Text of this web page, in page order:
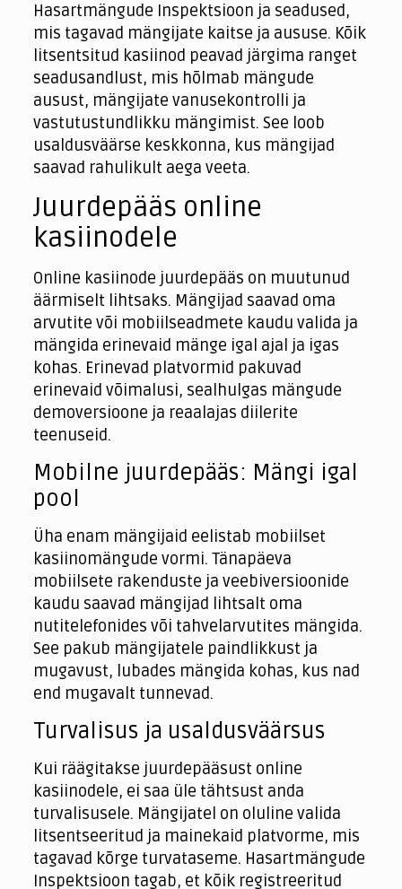
Hasartmängude Inspektsioon ja seadused,
mis tagavad mängijate kaitse ja aususe. Kõik
litsentsitud kasiinod peavad järgima ranget
seadusandlust, mis hõlmab mängude
ausust, mängijate vanusekontrolli ja
vastutustundlikku mängimist. See loob
usaldusväärse keskkonna, kus mängijad
saavad rahulikult aega veeta.
Juurdepääs online
kasiinodele
Online kasiinode juurdepääs on muutunud
äärmiselt lihtsaks. Mängijad saavad oma
arvutite või mobiilseadmete kaudu valida ja
mängida erinevaid mänge igal ajal ja igas
kohas. Erinevad platvormid pakuvad
erinevaid võimalusi, sealhulgas mängude
demoversioone ja reaalajas diilerite
teenuseid.
Mobilne juurdepääs: Mängi igal
pool
Üha enam mängijaid eelistab mobiilset
kasiinomängude vormi. Tänapäeva
mobiilsete rakenduste ja veebiversioonide
kaudu saavad mängijad lihtsalt oma
nutitelefonides või tahvelarvutites mängida.
See pakub mängijatele paindlikkust ja
mugavust, lubades mängida kohas, kus nad
end mugavalt tunnevad.
Turvalisus ja usaldusväärsus
Kui räägitakse juurdepääsust online
kasiinodele, ei saa üle tähtsust anda
turvalisusele. Mängijatel on oluline valida
litsentseeritud ja mainekaid platvorme, mis
tagavad kõrge turvataseme. Hasartmängude
Inspektsioon tagab, et kõik registreeritud